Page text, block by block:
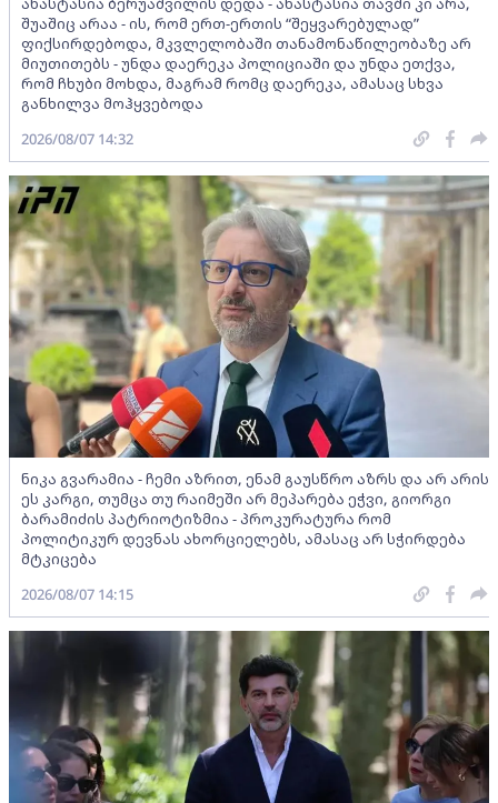
შუაშიც არაა - ის, რომ ერთ-ერთის “შეყვარებულად”
ფიქსირდებოდა, მკვლელობაში თანამონაწილეობაზე არ
მიუთითებს - უნდა დაერეკა პოლიციაში და უნდა ეთქვა,
რომ ჩხუბი მოხდა, მაგრამ რომც დაერეკა, ამასაც სხვა
განხილვა მოჰყვებოდა
2026/08/07 14:32
ნიკა გვარამია - ჩემი აზრით, ენამ გაუსწრო აზრს და არ არის
ეს კარგი, თუმცა თუ რაიმეში არ მეპარება ეჭვი, გიორგი
ბარამიძის პატრიოტიზმია - პროკურატურა რომ
პოლიტიკურ დევნას ახორციელებს, ამასაც არ სჭირდება
მტკიცება
2026/08/07 14:15